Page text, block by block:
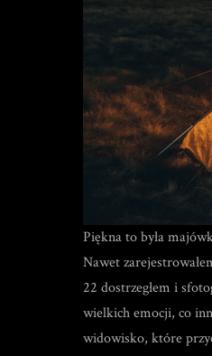
Piękna to była
Nawet
22 dostrzegłem i
wielkich emocji, co
widowisko, które